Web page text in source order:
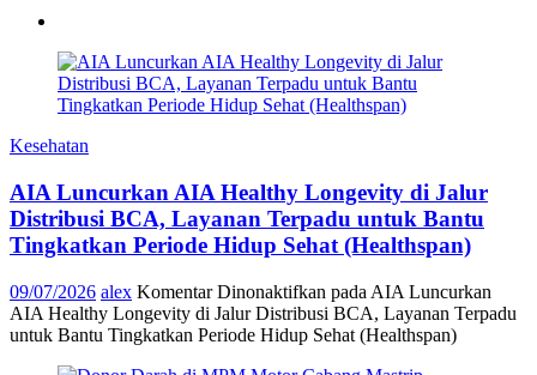
Kesehatan
AIA Luncurkan AIA Healthy Longevity di Jalur
Distribusi BCA, Layanan Terpadu untuk Bantu
Tingkatkan Periode Hidup Sehat (Healthspan)
09/07/2026 alex Komentar Dinonaktifkan pada AIA Luncurkan
AIA Healthy Longevity di Jalur Distribusi BCA, Layanan Terpadu
untuk Bantu Tingkatkan Periode Hidup Sehat (Healthspan)